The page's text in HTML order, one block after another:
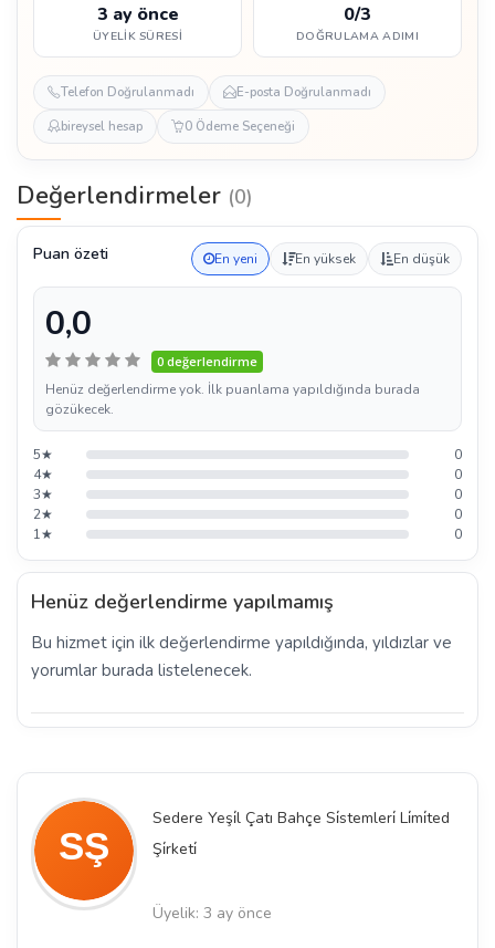
3 ay önce
ÜYELIK SÜRESI
0/3
DOĞRULAMA ADIMI
Telefon Doğrulanmadı
E-posta Doğrulanmadı
bireysel hesap
0 Ödeme Seçeneği
Değerlendirmeler (0)
Puan özeti En yeni En yüksek En düşük
0,0
0 değerlendirme
Henüz değerlendirme yok. İlk puanlama yapıldığında burada
gözükecek.
5★
0
4★
0
3★
0
2★
0
1★
0
Henüz değerlendirme yapılmamış
Bu hizmet için ilk değerlendirme yapıldığında, yıldızlar ve
yorumlar burada listelenecek.
Sedere Yeşi̇l Çatı Bahçe Si̇stemleri̇ Li̇mi̇ted
Şi̇rketi̇
Üyelik: 3 ay önce